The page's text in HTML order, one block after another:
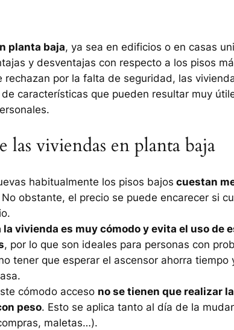
planta baja, ya sea en edificios o en casas
y desventajas con respecto a los pisos
rechazan por la falta de seguridad, las
características que pueden resultar muy
las viviendas en planta baja
habitualmente los pisos bajos cuestan
obstante, el precio se puede encarecer si
la vivienda es muy cómodo y evita el uso de
, por lo que son ideales para personas con
tener que esperar el ascensor ahorra tiempo
cómodo acceso no se tienen que realizar
peso. Esto se aplica tanto al día de la
maletas…).